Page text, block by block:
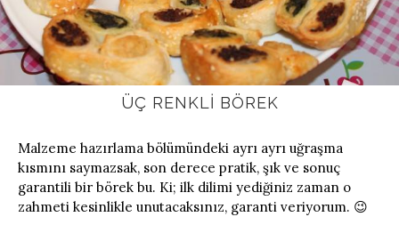
ÜÇ RENKLI BÖREK
Malzeme hazırlama bölümündeki ayrı ayrı uğraşma
kısmını saymazsak, son derece pratik, şık ve sonuç
garantili bir börek bu. Ki; ilk dilimi yediğiniz zaman o
zahmeti kesinlikle unutacaksınız, garanti veriyorum. 😉